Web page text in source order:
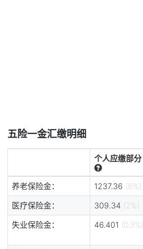
五险一金汇缴明细
个人应缴部分
养老保险金： 1237.36 (8%)
医疗保险金：
309.34 (2%)
失业保险金：
46.401 (0.3%)